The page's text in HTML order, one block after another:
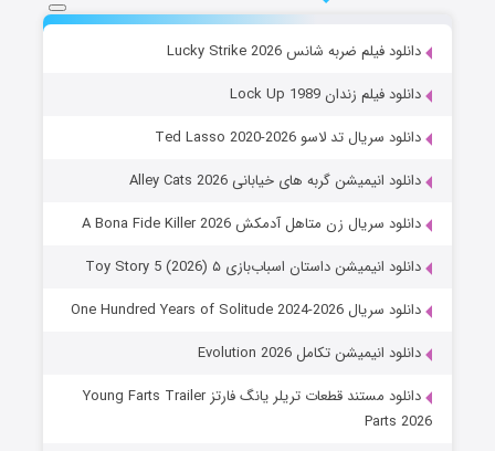
دانلود فیلم ضربه شانس Lucky Strike 2026
دانلود فیلم زندان Lock Up 1989
دانلود سریال تد لاسو Ted Lasso 2020-2026
دانلود انیمیشن گربه های خیابانی Alley Cats 2026
دانلود سریال زن متاهل آدمکش A Bona Fide Killer 2026
دانلود انیمیشن داستان اسباب‌بازی ۵ Toy Story 5 (2026)
دانلود سریال One Hundred Years of Solitude 2024-2026
دانلود انیمیشن تکامل Evolution 2026
دانلود مستند قطعات تریلر یانگ فارتز Young Farts Trailer
Parts 2026